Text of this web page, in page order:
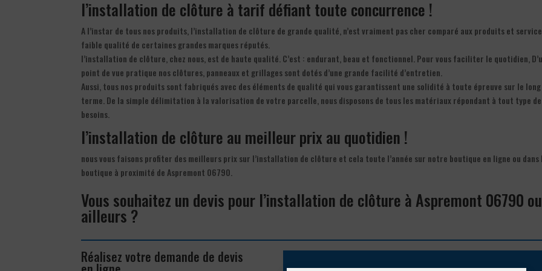
l’installation de clôture à tarif défiant toute concurrence !
A l’instar de tous nos produits, l’installation de clôture de grande qualité, n’est vraiment pas cher comparé aux produits et
faible qualité de certaines grandes marques réputés.
l’installation de clôture, chez nous, est de haute qualité. C’est : endurant, beau et fonctionnel. Pour vous faciliter le quotidien,
point de vue pratique nos clôtures, panneaux et grillages sont dotés d’une grande facilité d’entretien.
Aussi, tous nos produits sont fabriqués avec des éléments de qualité qui vous garantissent une solidité à toute épreuve sur le long
terme. De la simple délimitation à la valorisation de votre parcelle, nous disposons de tous les matériaux répondant à tout type de
besoins.
l’installation de clôture au meilleur prix au quotidien !
nous vous faisons profiter des meilleurs prix sur l’installation de clôture et cela toute l’année sur notre boutique en ligne ou dans
boutique à proximité de Aspremont 06790.
Vous souhaitez un devis pour l’installation de clôture à Aspremont 06790 ou
ailleurs ?
Réalisez votre demande de devis